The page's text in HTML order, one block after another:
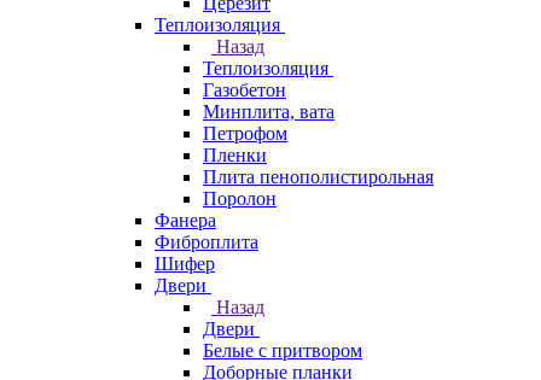
Теплоизоляция
Назад
Теплоизоляция
Газобетон
Минплита, вата
Петрофом
Пленки
Плита пенополистирольная
Поролон
Фанера
Фиброплита
Шифер
Двери
Назад
Двери
Белые с притвором
Доборные планки